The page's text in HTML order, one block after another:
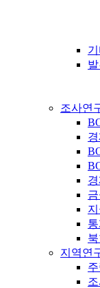
조사연
지역연